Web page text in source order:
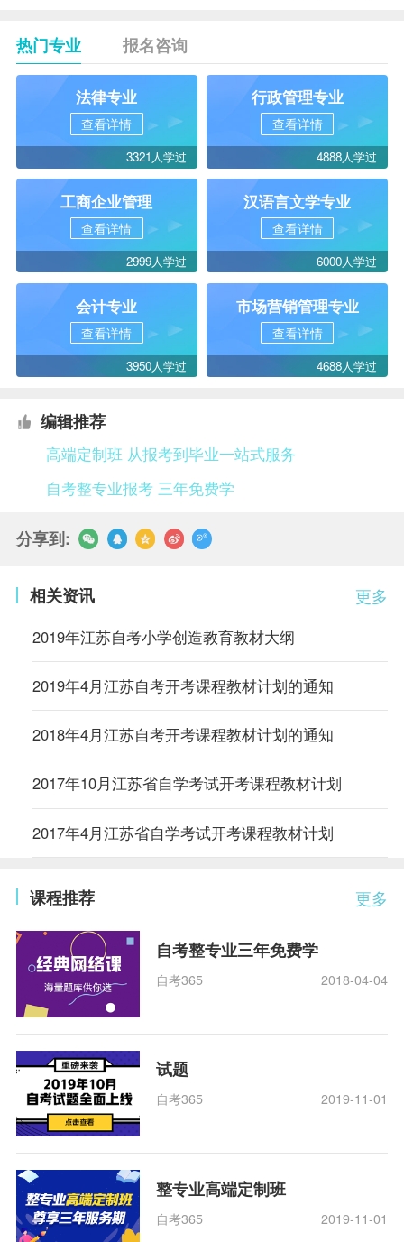
热门专业 报名咨询
法律专业
查看详情
3321人学过
行政管理专业
查看详情
4888人学过
工商企业管理
查看详情
2999人学过
汉语言文学专业
查看详情
6000人学过
会计专业
查看详情
3950人学过
市场营销管理专业
查看详情
4688人学过
编辑推荐
高端定制班 从报考到毕业一站式服务
自考整专业报考 三年免费学
分享到:
更多
相关资讯
2019年江苏自考小学创造教育教材大纲
2019年4月江苏自考开考课程教材计划的通知
2018年4月江苏自考开考课程教材计划的通知
2017年10月江苏省自学考试开考课程教材计划
2017年4月江苏省自学考试开考课程教材计划
更多
课程推荐
自考整专业三年免费学
自考365 2018-04-04
试题
自考365 2019-11-01
整专业高端定制班
自考365 2019-11-01